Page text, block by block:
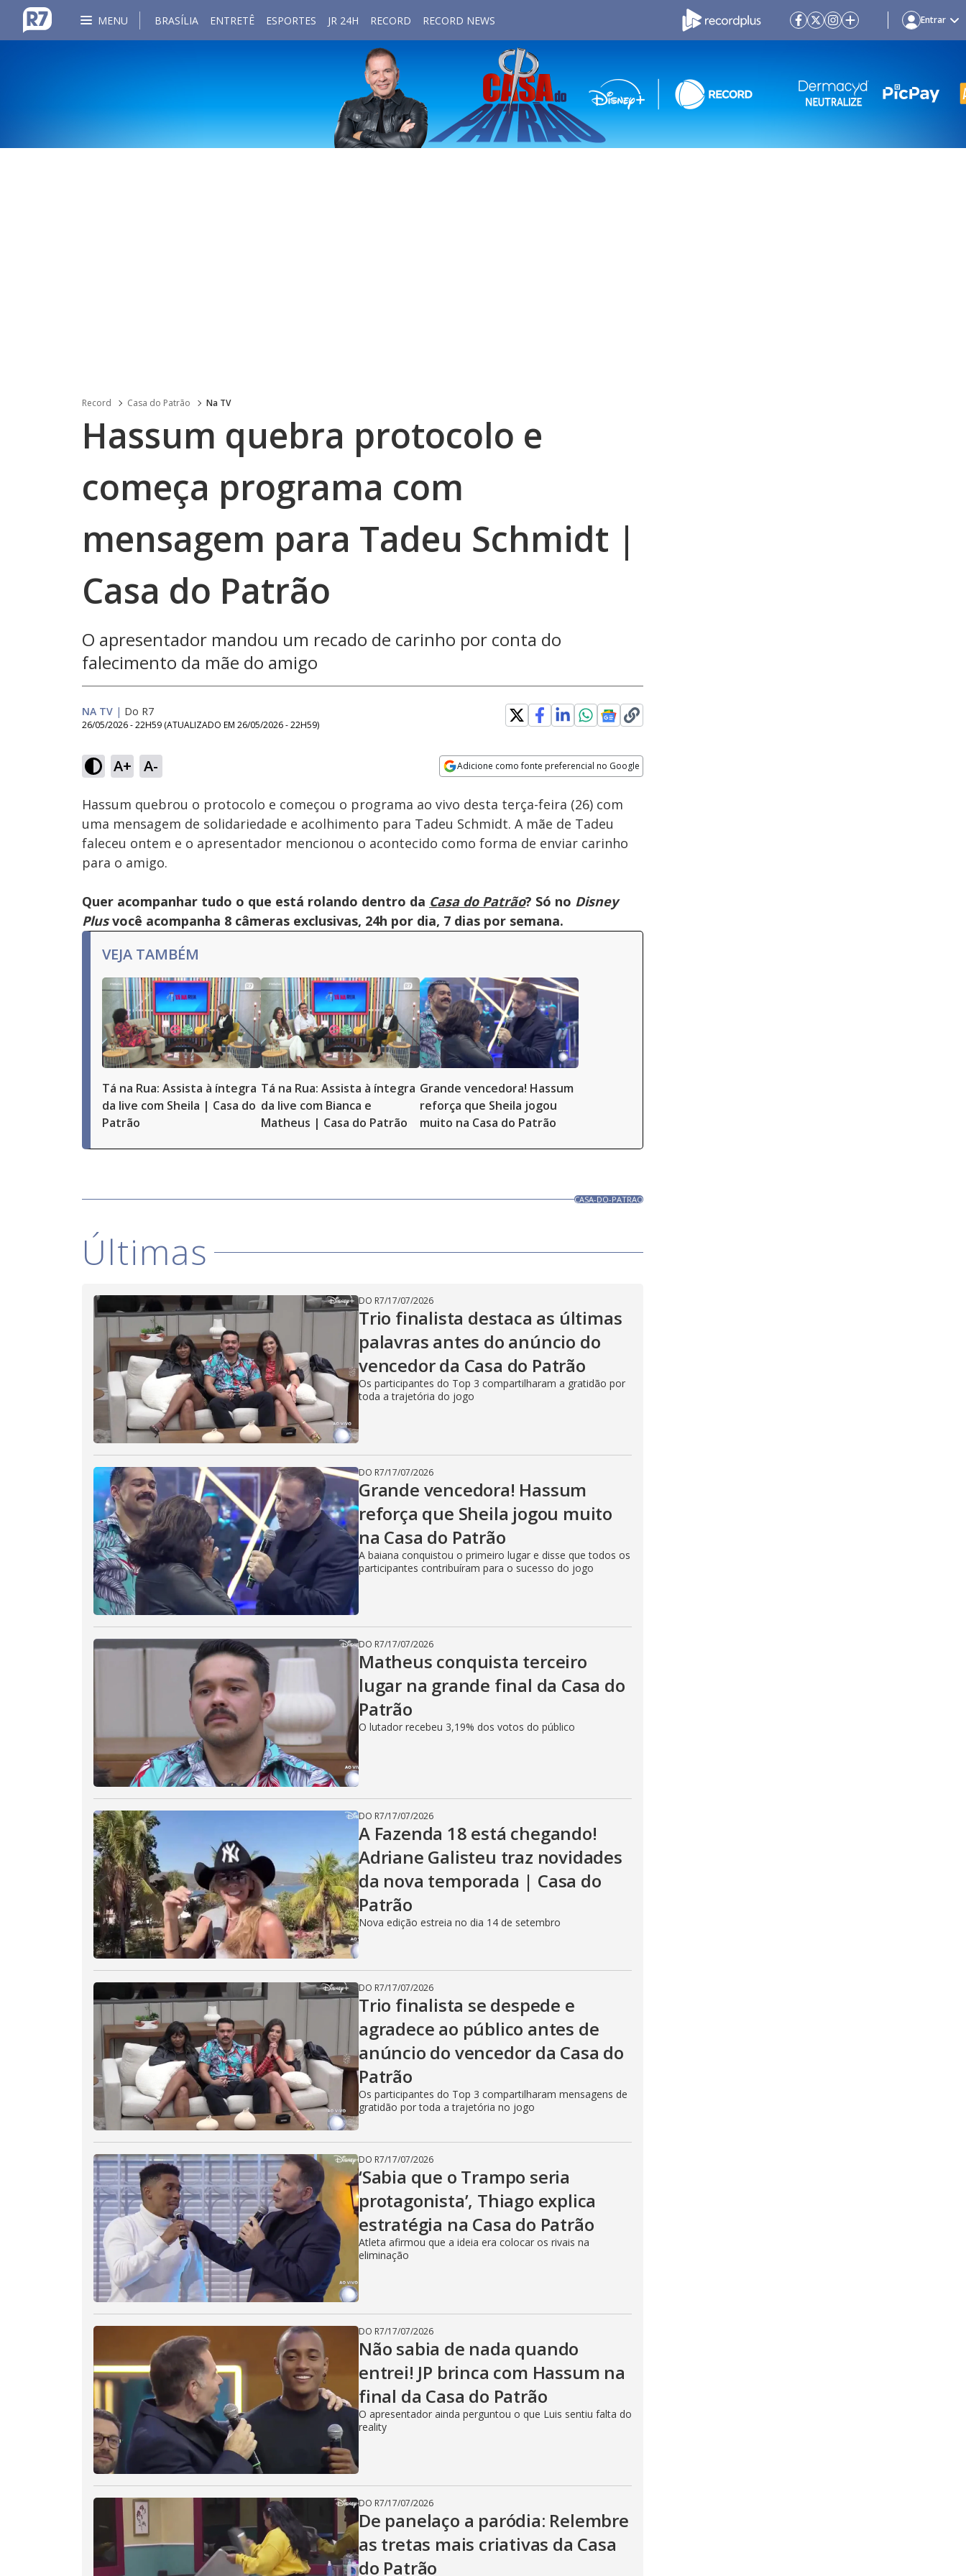
MENU BRASÍLIA ENTRETÊ ESPORTES JR 24H RECORD RECORD NEWS Entrar
Record Casa do Patrão Na TV
Hassum quebra protocolo e
começa programa com
mensagem para Tadeu Schmidt |
Casa do Patrão
O apresentador mandou um recado de carinho por conta do
falecimento da mãe do amigo
NA TV | Do R7
26/05/2026 - 22H59 (ATUALIZADO EM 26/05/2026 - 22H59)
A+ A- Adicione como fonte preferencial no Google
Ativar
Som
Velocidade
Hassum quebrou o protocolo e começou o programa ao vivo desta terça-feira (26) com
uma mensagem de solidariedade e acolhimento para Tadeu Schmidt. A mãe de Tadeu
faleceu ontem e o apresentador mencionou o acontecido como forma de enviar carinho
para o amigo.
Quer acompanhar tudo o que está rolando dentro da Casa do Patrão? Só no Disney
Plusvocê acompanha 8 câmeras exclusivas, 24h por dia, 7 dias por semana.
VEJA TAMBÉM
Tá na Rua: Assista à íntegra
da live com Sheila | Casa do
Patrão
Tá na Rua: Assista à íntegra
da live com Bianca e
Matheus | Casa do Patrão
Grande vencedora! Hassum
reforça que Sheila jogou
muito na Casa do Patrão
CASA-DO-PATRAO
Últimas
DO R7/17/07/2026
Trio finalista destaca as últimas
palavras antes do anúncio do
vencedor da Casa do Patrão
Os participantes do Top 3 compartilharam a gratidão por
toda a trajetória do jogo
DO R7/17/07/2026
Grande vencedora! Hassum
reforça que Sheila jogou muito
na Casa do Patrão
A baiana conquistou o primeiro lugar e disse que todos os
participantes contribuíram para o sucesso do jogo
DO R7/17/07/2026
Matheus conquista terceiro
lugar na grande final da Casa do
Patrão
O lutador recebeu 3,19% dos votos do público
DO R7/17/07/2026
A Fazenda 18 está chegando!
Adriane Galisteu traz novidades
da nova temporada | Casa do
Patrão
Nova edição estreia no dia 14 de setembro
DO R7/17/07/2026
Trio finalista se despede e
agradece ao público antes de
anúncio do vencedor da Casa do
Patrão
Os participantes do Top 3 compartilharam mensagens de
gratidão por toda a trajetória no jogo
DO R7/17/07/2026
‘Sabia que o Trampo seria
protagonista’, Thiago explica
estratégia na Casa do Patrão
Atleta afirmou que a ideia era colocar os rivais na
eliminação
DO R7/17/07/2026
Não sabia de nada quando
entrei! JP brinca com Hassum na
final da Casa do Patrão
O apresentador ainda perguntou o que Luis sentiu falta do
reality
DO R7/17/07/2026
De panelaço a paródia: Relembre
as tretas mais criativas da Casa
do Patrão